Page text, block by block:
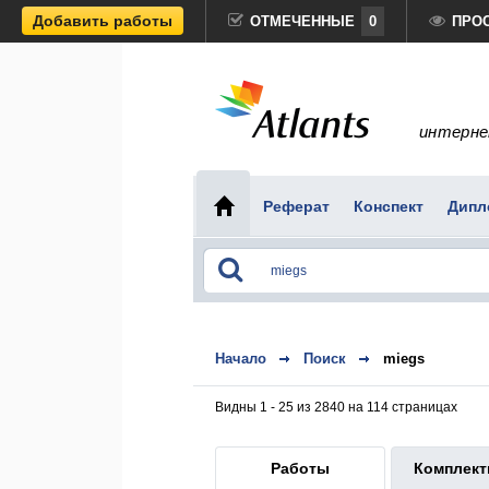
Добавить работы ОТМЕЧЕННЫЕ 0
Реферат Конспект
Начало Поиск miegs
Видны 1 - 25 из 2840 на 114 страницах
Работы